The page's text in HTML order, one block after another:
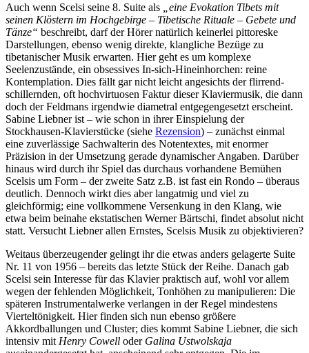
Auch wenn Scelsi seine 8. Suite als
„eine Evokation Tibets mit
seinen Klöstern im Hochgebirge – Tibetische Rituale – Gebete und
Tänze“ beschreibt, darf der Hörer natürlich keinerlei pittoreske
Darstellungen, ebenso wenig direkte, klangliche Bezüge zu
tibetanischer Musik erwarten. Hier geht es um komplexe
Seelenzustände, ein obsessives In-sich-Hineinhorchen: reine
Kontemplation. Dies fällt gar nicht leicht angesichts der flirrend-
schillernden, oft hochvirtuosen Faktur dieser Klaviermusik, die dann
doch der Feldmans irgendwie diametral entgegengesetzt erscheint.
Sabine Liebner ist – wie schon in ihrer Einspielung der
Stockhausen-Klavierstücke (siehe Rezension) – zunächst einmal
eine zuverlässige Sachwalterin des Notentextes, mit enormer
Präzision in der Umsetzung gerade dynamischer Angaben. Darüber
hinaus wird durch ihr Spiel das durchaus vorhandene Bemühen
Scelsis um Form – der zweite Satz z.B. ist fast ein Rondo – überaus
deutlich. Dennoch wirkt dies aber langatmig und viel zu
gleichförmig; eine vollkommene Versenkung in den Klang, wie
etwa beim beinahe ekstatischen Werner Bärtschi, findet absolut nicht
statt. Versucht Liebner allen Ernstes, Scelsis Musik zu objektivieren?
Weitaus überzeugender gelingt ihr die etwas anders gelagerte Suite
Nr. 11 von 1956 – bereits das letzte Stück der Reihe. Danach gab
Scelsi sein Interesse für das Klavier praktisch auf, wohl vor allem
wegen der fehlenden Möglichkeit, Tonhöhen zu manipulieren: Die
späteren Instrumentalwerke verlangen in der Regel mindestens
Vierteltönigkeit. Hier finden sich nun ebenso größere
Akkordballungen und Cluster; dies kommt Sabine Liebner, die sich
intensiv mit Henry Cowell oder Galina Ustwolskaja